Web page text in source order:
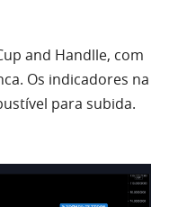
and Handlle, com
Os indicadores na
para subida.